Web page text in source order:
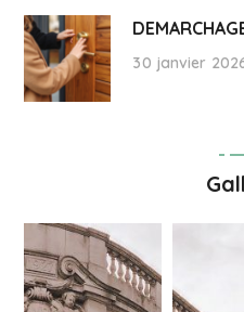
30 janvier